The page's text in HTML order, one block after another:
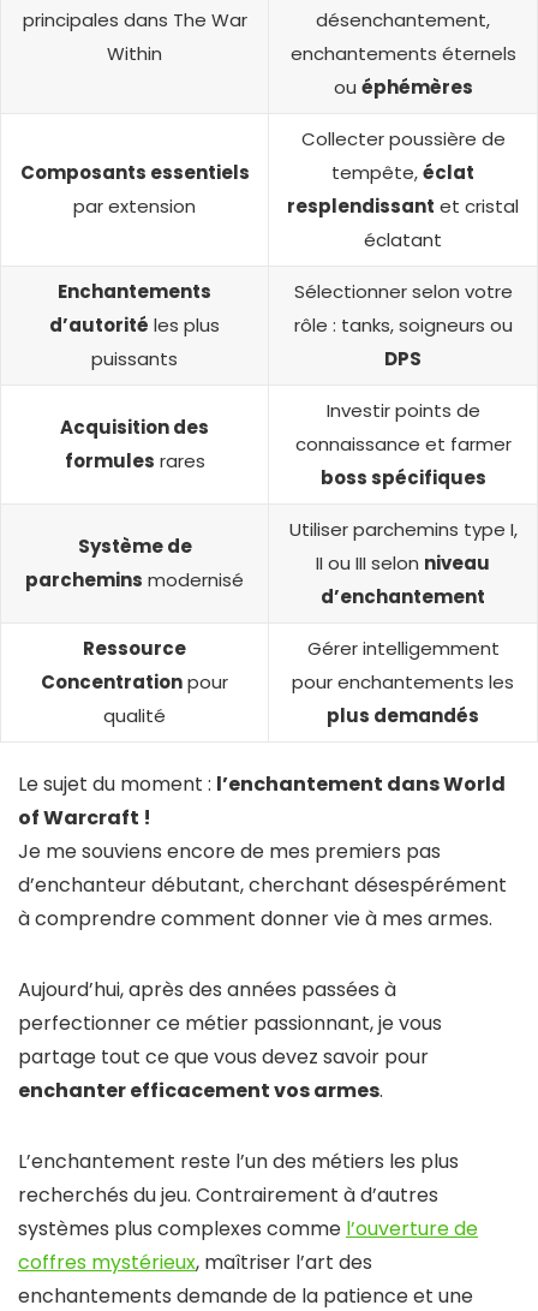
principales dans The War
Within
désenchantement,
enchantements éternels
ou éphémères
Composants essentiels
par extension
Collecter poussière de
tempête,éclat
resplendissant et cristal
éclatant
Enchantements
d’autorité les plus
puissants
Sélectionner selon votre
rôle : tanks, soigneurs ou
DPS
Acquisition des
formules rares
Investir points de
connaissance et farmer
boss spécifiques
Système de
parchemins modernisé
Utiliser parchemins type I,
II ou III selon niveau
d’enchantement
Ressource
Concentrationpour
qualité
Gérer intelligemment
pour enchantements les
plus demandés
Le sujet du moment : l’enchantement dans World
of Warcraft !
Je me souviens encore de mes premiers pas
d’enchanteur débutant, cherchant désespérément
à comprendre comment donner vie à mes armes.
Aujourd’hui, après des années passées à
perfectionner ce métier passionnant, je vous
partage tout ce que vous devez savoir pour
enchanter efficacement vos armes.
L’enchantement reste l’un des métiers les plus
recherchés du jeu. Contrairement à d’autres
systèmes plus complexes comme l’ouverture de
coffres mystérieux, maîtriser l’art des
enchantements demande de la patience et une